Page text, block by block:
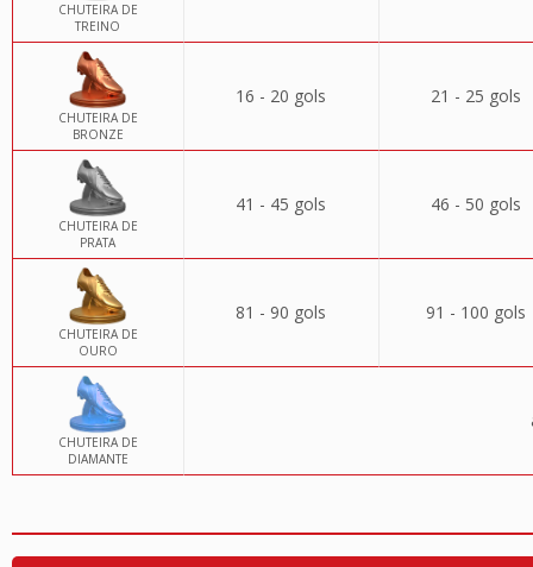
CHUTEIRA DE
TREINO
CHUTEIRA DE
BRONZE
16 - 20 gols 21 - 25 gols
CHUTEIRA DE
PRATA
41 - 45 gols 46 - 50 gols
CHUTEIRA DE
OURO
81 - 90 gols 91 - 100 gols
CHUTEIRA DE
DIAMANTE